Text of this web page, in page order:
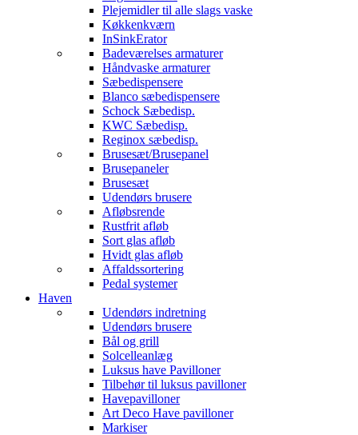
Plejemidler til alle slags vaske
Køkkenkværn
InSinkErator
Badeværelses armaturer
Håndvaske armaturer
Sæbedispensere
Blanco sæbedispensere
Schock Sæbedisp.
KWC Sæbedisp.
Reginox sæbedisp.
Brusesæt/Brusepanel
Brusepaneler
Brusesæt
Udendørs brusere
Afløbsrende
Rustfrit afløb
Sort glas afløb
Hvidt glas afløb
Affaldssortering
Pedal systemer
Haven
Udendørs indretning
Udendørs brusere
Bål og grill
Solcelleanlæg
Luksus have Pavilloner
Tilbehør til luksus pavilloner
Havepavilloner
Art Deco Have pavilloner
Markiser